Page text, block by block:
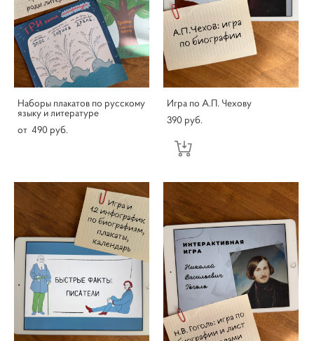
Наборы плакатов по русскому
языку и литературе
от 490 pуб.
Игра по А.П. Чехову
390 pуб.